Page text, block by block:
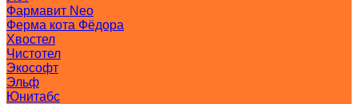
Фармавит Neo
Ферма кота Фёдора
Хвостел
Чистотел
Экософт
Эльф
Юнитабс